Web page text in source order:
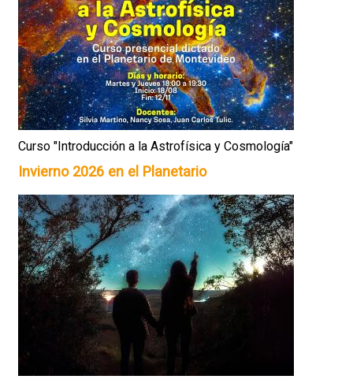
Curso "Introducción a la Astrofísica y Cosmología"
Invierno 2026 en el Planetario